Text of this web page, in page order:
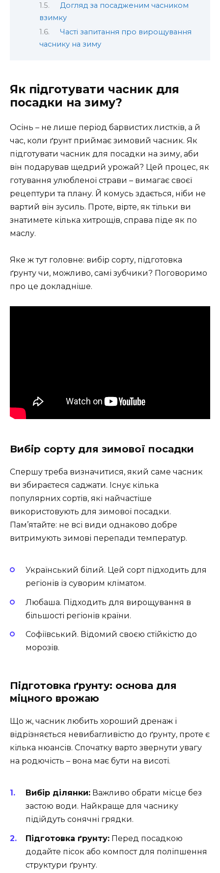
Догляд за посадженим часником
взимку
Часті запитання про вирощування
часнику на зиму
Як підготувати часник для
посадки на зиму?
Осінь – не лише період барвистих листків, а й
час, коли ґрунт приймає зимовий часник. Як
підготувати часник для посадки на зиму, аби
він подарував щедрий урожай? Цей процес, як
готування улюбленої страви – вимагає своєї
рецептури та плану. Й комусь здається, ніби не
вартий він зусиль. Проте, вірте, як тільки ви
знатимете кілька хитрощів, справа піде як по
маслу.
Яке ж тут головне: вибір сорту, підготовка
ґрунту чи, можливо, самі зубчики? Поговоримо
про це докладніше.
Вибір сорту для зимової посадки
Спершу треба визначитися, який саме часник
ви збираєтеся саджати. Існує кілька
популярних сортів, які найчастіше
використовують для зимової посадки.
Пам’ятайте: не всі види однаково добре
витримують зимові перепади температур.
Український білий. Цей сорт підходить для
регіонів із суворим кліматом.
Любаша. Підходить для вирощування в
більшості регіонів країни.
Софіївський. Відомий своєю стійкістю до
морозів.
Підготовка ґрунту: основа для
міцного врожаю
Що ж, часник любить хороший дренаж і
відрізняється невибагливістю до ґрунту, проте є
кілька нюансів. Спочатку варто звернути увагу
на родючість – вона має бути на висоті.
Вибір ділянки: Важливо обрати місце без
застою води. Найкраще для часнику
підійдуть сонячні грядки.
Підготовка ґрунту: Перед посадкою
додайте пісок або компост для поліпшення
структури ґрунту.